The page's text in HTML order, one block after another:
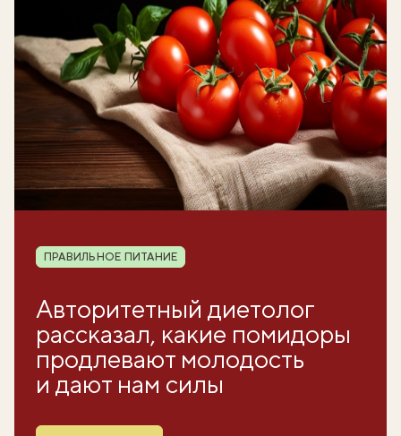
Рубрика
ПРАВИЛЬНОЕ ПИТАНИЕ
Авторитетный диетолог
рассказал, какие помидоры
продлевают молодость
и дают нам силы